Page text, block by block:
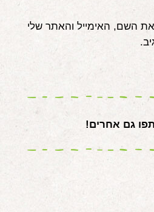
השם, האימייל והאתר שלי
גם אחרים!